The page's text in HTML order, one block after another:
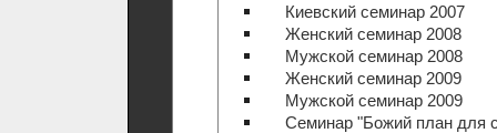
Киевский семинар 2007
Женский семинар 2008
Мужской семинар 2008
Женский семинар 2009
Мужской семинар 2009
Семинар "Божий план для